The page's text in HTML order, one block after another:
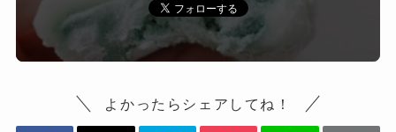
よかったらシェアしてね！